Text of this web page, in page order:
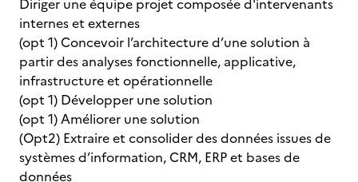
Diriger une équipe projet composée d'intervenants
internes et externes
(opt 1) Concevoir l’architecture d’une solution à
partir des analyses fonctionnelle, applicative,
infrastructure et opérationnelle
(opt 1) Développer une solution
(opt 1) Améliorer une solution
(Opt2) Extraire et consolider des données issues de
systèmes d’information, CRM, ERP et bases de
données